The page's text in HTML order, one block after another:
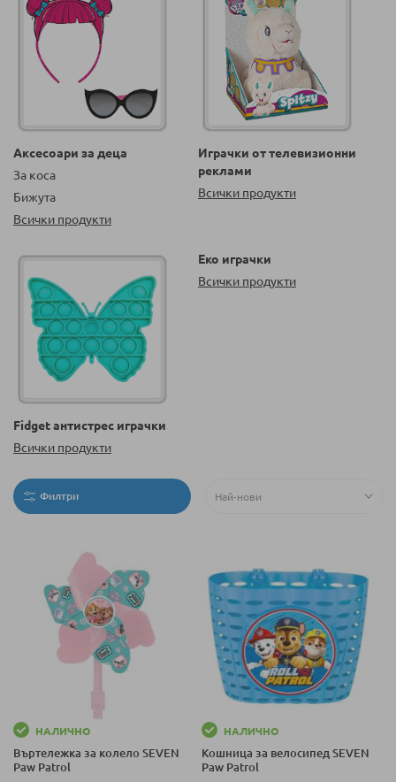
Аксесоари за деца
За коса
Бижута
Всички продукти
Играчки от телевизионни
реклами
Всички продукти
Fidget антистрес играчки
Всички продукти
Еко играчки
Всички продукти
Филтри
НАЛИЧНО
Въртележка за колело SEVEN
Paw Patrol
НАЛИЧНО
Кошница за велосипед SEVEN
Paw Patrol